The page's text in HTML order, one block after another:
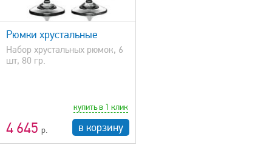
Рюмки хрустальные
Набор хрустальных рюмок, 6
шт, 80 гр.
4 645
купить в 1 клик
в корзину